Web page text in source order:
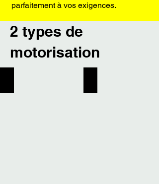
parfaitement à vos exigences.
2 types de
motorisation
la
performance